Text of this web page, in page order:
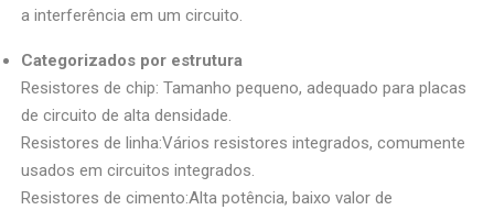
a interferência em um circuito.
Categorizados por estrutura
Resistores de chip: Tamanho pequeno, adequado para placas
de circuito de alta densidade.
Resistores de linha:Vários resistores integrados, comumente
usados em circuitos integrados.
Resistores de cimento:Alta potência, baixo valor de